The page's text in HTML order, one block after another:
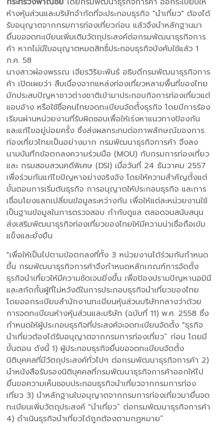
ห้างหุ้นส่วนและบริษัทจำกัดที่จะประกอบธุรกิจ "นำเที่ยว" ต้องได้
รับอนุญาตจากกรมการท่องเที่ยวก่อน แล้วจึงนำหลักฐานมา
ยื่นขอจดทะเบียนเพิ่มเติมวัตถุประสงค์ต่อกรมพัฒนาธุรกิจการ
ค้า หากไม่มีใบอนุญาตหมดสิทธิ์ประกอบธุรกิจบังคับใช้แล้ว 1
ก.ค. 58
นางสาวผ่องพรรณ เจียรวิริยะพันธ์ อธิบดีกรมพัฒนาธุรกิจการ
ค้า เปิดเผยว่า สืบเนื่องจากแหล่งท่องเที่ยวหลายพื้นที่ของไทย
มักประสบปัญหาชาวต่างชาติเข้ามาประกอบกิจการท่องเที่ยวแต่
แอบอ้าง หรือใช้ชื่อคนไทยจดทะเบียนจัดตั้งธุรกิจ โดยมีการร้อง
เรียนผ่านหน่วยงานที่รับผิดชอบเพื่อให้เร่งหาแนวทางป้องกัน
และแก้ไขอยู่บ่อยครั้ง ซึ่งส่งผลกระทบต่อภาพลักษณ์ของการ
ท่องเที่ยวไทยเป็นอย่างมาก กรมพัฒนาธุรกิจการค้า จึงลง
นามบันทึกข้อตกลงความร่วมมือ (MOU) กับกรมการท่องเที่ยว
และ กรมสอบสวนคดีพิเศษ (DSI) เมื่อวันที่ 24 ธันวาคม 2557
เพื่อร่วมกันแก้ไขปัญหาอย่างจริงจัง โดยให้ความสำคัญตั้งแต่
ขั้นตอนการเริ่มต้นธุรกิจ การอนุญาตให้ประกอบธุรกิจ และการ
เชื่อมโยงแลกเปลี่ยนข้อมูลระหว่างกัน เพื่อให้แต่ละหน่วยงานใช้
เป็นฐานข้อมูลในการตรวจสอบ กำกับดูแล ตลอดจนสนับสนุน
ส่งเสริมพัฒนาธุรกิจท่องเที่ยวของไทยให้มีความน่าเชื่อถือเข้ม
แข็งและยั่งยืน
"เพื่อให้เป็นไปตามข้อตกลงที่ทั้ง 3 หน่วยงานได้ร่วมกันกำหนด
ขึ้น กรมพัฒนาธุรกิจการค้าจึงกำหนดหลักเกณฑ์การจัดตั้ง
ธุรกิจนำเที่ยวให้มีความชัดเจนยิ่งขึ้น เพื่อป้องปรามปัญหานอมินี
และสกัดกั้นผู้ที่ไม่หวังดีในการประกอบธุรกิจนำเที่ยวของไทย
โดยออกระเบียบสำนักงานทะเบียนหุ้นส่วนบริษัทกลางว่าด้วย
การจดทะเบียนห้างหุ้นส่วนและบริษัท (ฉบับที่ 11) พ.ศ. 2558 ซึ่ง
กำหนดให้ผู้ประกอบธุรกิจที่ประสงค์จะจดทะเบียนจัดตั้ง "ธุรกิจ
นำเที่ยวต้องได้รับอนุญาตจากกรมการท่องเที่ยว” ก่อน โดยมี
ขั้นตอน ดังนี้ 1) ผู้ประกอบธุรกิจยื่นขอจดทะเบียนจัดตั้ง
นิติบุคคลที่มีวัตถุประสงค์ทั่วไปๆ ต่อกรมพัฒนาธุรกิจการค้า 2)
นำหนังสือรับรองนิติบุคคลที่กรมพัฒนาธุรกิจการค้าออกให้ไป
ยื่นขอความเห็นชอบประกอบธุรกิจนำเที่ยวจากกรมการท่อง
เที่ยว 3) นำหลักฐานใบอนุญาตจากกรมการท่องเที่ยวมายื่นจด
ทะเบียนเพิ่มวัตถุประสงค์ "นำเที่ยว” ต่อกรมพัฒนาธุรกิจการค้า
4) ดำเนินธุรกิจนำเที่ยวได้ถูกต้องตามกฎหมาย”